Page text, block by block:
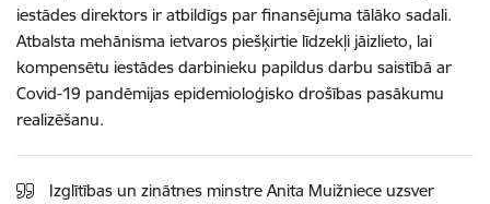
iestādes direktors ir atbildīgs par finansējuma tālāko sadali.
Atbalsta mehānisma ietvaros piešķirtie līdzekļi jāizlieto, lai
kompensētu iestādes darbinieku papildus darbu saistībā ar
Covid-19 pandēmijas epidemioloģisko drošības pasākumu
realizēšanu.
Izglītības un zinātnes minstre Anita Muižniece uzsver